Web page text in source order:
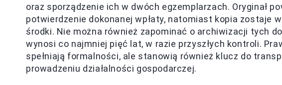
oraz sporządzenie ich w dwóch egzemplarzach. Oryginał
potwierdzenie dokonanej wpłaty, natomiast kopia zostaje
środki. Nie można również zapominać o archiwizacji tych
wynosi co najmniej pięć lat, w razie przyszłych kontroli.
spełniają formalności, ale stanowią również klucz do
prowadzeniu działalności gospodarczej.